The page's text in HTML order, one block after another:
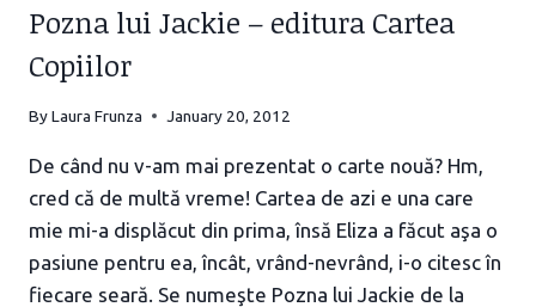
Pozna lui Jackie – editura Cartea
Copiilor
ByLaura Frunza January 20, 2012
De când nu v-am mai prezentat o carte nouă? Hm,
cred că de multă vreme! Cartea de azi e una care
mie mi-a displăcut din prima, însă Eliza a făcut aşa o
pasiune pentru ea, încât, vrând-nevrând, i-o citesc în
fiecare seară. Se numeşte Pozna lui Jackie de la